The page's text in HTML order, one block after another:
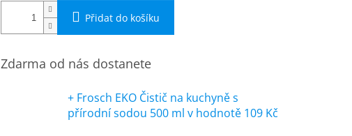
Přidat do košíku
Zdarma od nás dostanete
+ Frosch EKO Čistič na kuchyně s
přírodní sodou 500 ml v hodnotě 109 Kč